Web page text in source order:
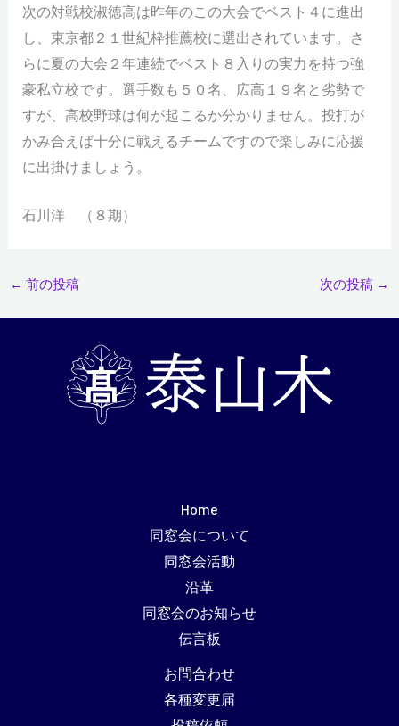
次の対戦校淑徳高は昨年のこの大会でベスト４に進出
し、東京都２１世紀枠推薦校に選出されています。さ
らに夏の大会２年連続でベスト８入りの実力を持つ強
豪私立校です。選手数も５０名、広高１９名と劣勢で
すが、高校野球は何が起こるか分かりません。投打が
かみ合えば十分に戦えるチームですので楽しみに応援
に出掛けましょう。
石川洋 （８期）
← 前の投稿 次の投稿 →
Home
同窓会について
同窓会活動
沿革
同窓会のお知らせ
伝言板
お問合わせ
各種変更届